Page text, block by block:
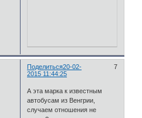
Поделиться 7
20-02-
2015 11:44:25
А эта марка к известным
автобусам из Венгрии,
случаем отношения не